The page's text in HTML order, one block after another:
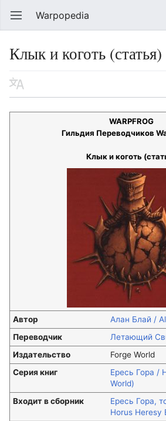
Warpopedia
Клык и коготь (статья)
WARPFROG
Гильдия Переводчиков
Клык и коготь
Автор
Алан Блай /
Переводчик
Летающий
Издательство
Forge World
Серия книг
Ересь Гора /
World)
Входит в сборник
Ересь Гора,
Horus Heresy